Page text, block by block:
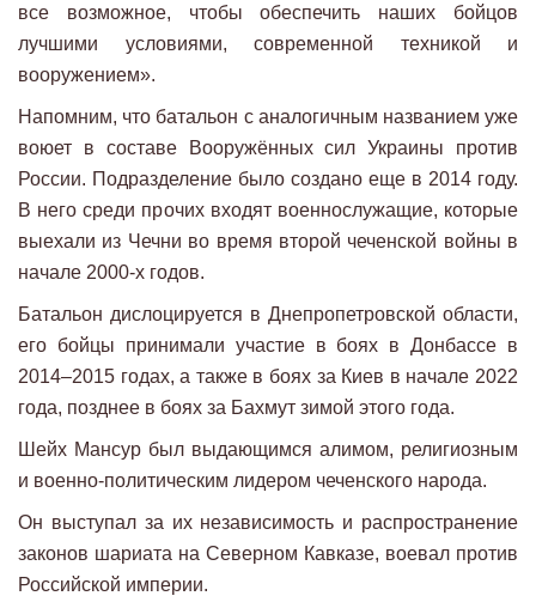
все возможное, чтобы обеспечить наших бойцов
лучшими условиями, современной техникой и
вооружением».
Напомним, что батальон с аналогичным названием уже
воюет в составе Вооружённых сил Украины против
России. Подразделение было создано еще в 2014 году.
В него среди прочих входят военнослужащие, которые
выехали из Чечни во время второй чеченской войны в
начале 2000-х годов.
Батальон дислоцируется в Днепропетровской области,
его бойцы принимали участие в боях в Донбассе в
2014–2015 годах, а также в боях за Киев в начале 2022
года, позднее в боях за Бахмут зимой этого года.
Шейх Мансур был выдающимся алимом, религиозным
и военно-политическим лидером чеченского народа.
Он выступал за их независимость и распространение
законов шариата на Северном Кавказе, воевал против
Российской империи.